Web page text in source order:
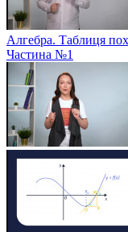
Алгебра. Таблиця
Частина №1